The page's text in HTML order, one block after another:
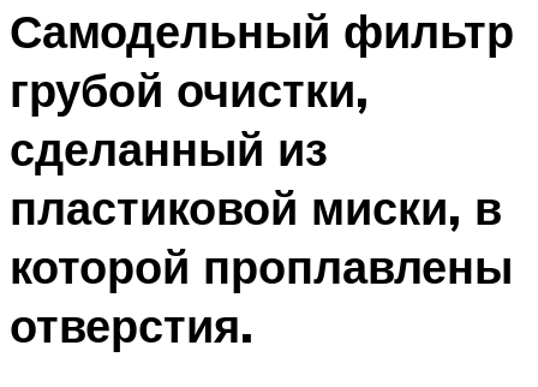
Самодельный фильтр
грубой очистки,
сделанный из
пластиковой миски, в
которой проплавлены
отверстия.